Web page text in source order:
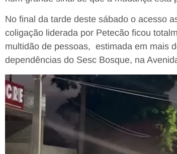
No final da tarde deste sábado o acesso
coligação liderada por Petecão ficou
multidão de pessoas, estimada em mais
dependências do Sesc Bosque, na
Tocador
de
vídeo